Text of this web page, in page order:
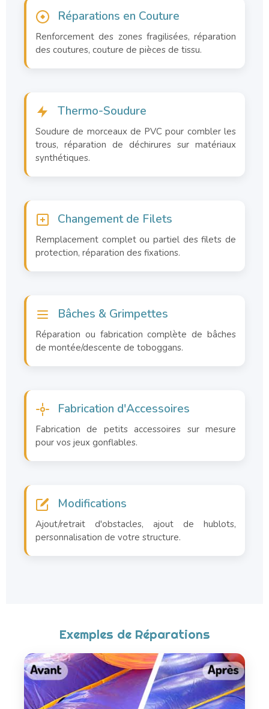
Réparations en Couture
Renforcement des zones fragilisées, réparation
des coutures, couture de pièces de tissu.
Thermo-Soudure
Soudure de morceaux de PVC pour combler les
trous, réparation de déchirures sur matériaux
synthétiques.
Changement de Filets
Remplacement complet ou partiel des filets de
protection, réparation des fixations.
Bâches & Grimpettes
Réparation ou fabrication complète de bâches
de montée/descente de toboggans.
Fabrication d'Accessoires
Fabrication de petits accessoires sur mesure
pour vos jeux gonflables.
Modifications
Ajout/retrait d'obstacles, ajout de hublots,
personnalisation de votre structure.
Exemples de Réparations